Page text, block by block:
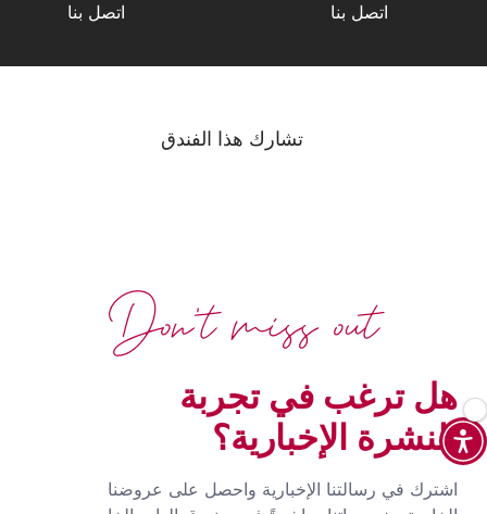
اتصل بنا اتصل بنا
تشارك هذا الفندق
هل ترغب في تجربة
النشرة الإخبارية؟
اشترك في رسالتنا الإخبارية واحصل على عروضنا
Don't miss out